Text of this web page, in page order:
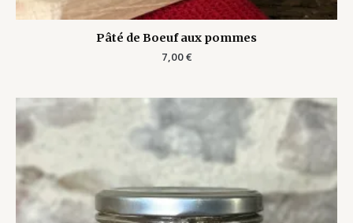
Pâté de Boeuf aux pommes
7,00€